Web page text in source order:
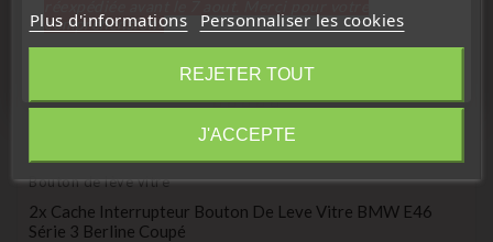
4/ 5) sur1note(s)
Bouton de lève vitre
2x Cache Interrupteur Bouton De Leve Vitre BMW E46
Série 3 Berline Coupé
Plus d'informations Personnaliser les cookies
REJETER TOUT
J'ACCEPTE
compréhension»
Fermer
Information